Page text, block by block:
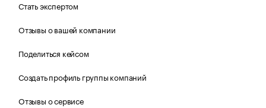
Стать экспертом
Отзывы о вашей компании
Поделиться кейсом
Создать профиль группы компаний
Отзывы о сервисе